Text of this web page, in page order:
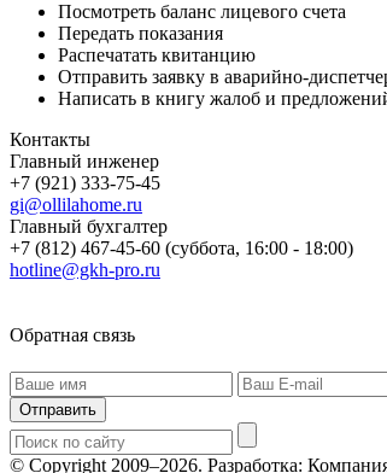
Посмотреть баланс лицевого счета
Передать показания
Распечатать квитанцию
Отправить заявку в аварийно-
Написать в книгу жалоб и
Контакты
Главный инженер
+7 (921) 333-75-45
gi@ollilahome.ru
Главный бухгалтер
+7 (812) 467-45-60 (суббота, 16:00 - 18:00)
hotline@gkh-pro.ru
Обратная связь
Отправить
© Copyright 2009–2026. Разработка: